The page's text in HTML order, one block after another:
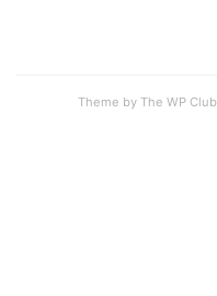
Theme by The WP Club